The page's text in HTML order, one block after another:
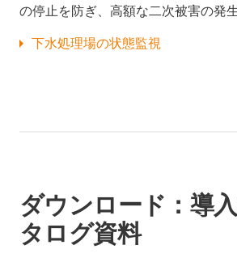
の停止を防ぎ、高額な二次被害の発
下水処理場の状態監視
ダウンロード：導
タログ資料